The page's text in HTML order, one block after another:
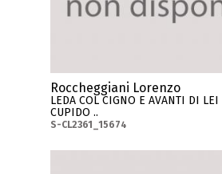
Roccheggiani Lorenzo
LEDA COL CIGNO E AVANTI DI LEI
CUPIDO ..
S-CL2361_15674